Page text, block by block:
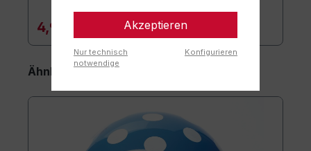
4,90 €*
Ähnliche Artikel
Akzeptieren
Nur technisch
notwendige
Konfigurieren